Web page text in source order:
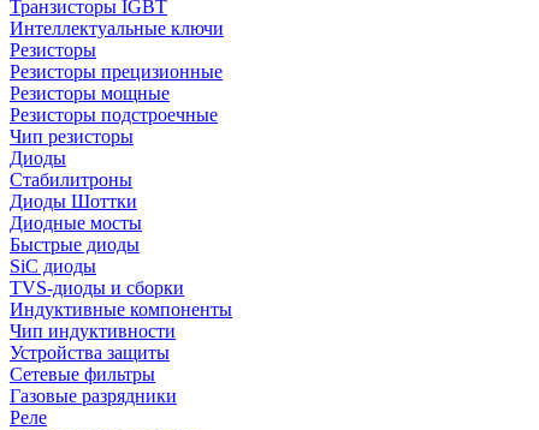
Транзисторы IGBT
Интеллектуальные ключи
Резисторы
Резисторы прецизионные
Резисторы мощные
Резисторы подстроечные
Чип резисторы
Диоды
Стабилитроны
Диоды Шоттки
Диодные мосты
Быстрые диоды
SiC диоды
TVS-диоды и сборки
Индуктивные компоненты
Чип индуктивности
Устройства защиты
Сетевые фильтры
Газовые разрядники
Реле